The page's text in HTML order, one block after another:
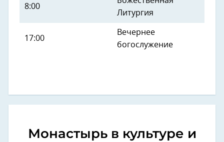
8:00
Литургия
17:00
Вечернее
богослужение
Монастырь в культуре и